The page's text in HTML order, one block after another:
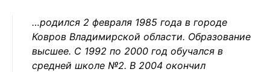
…родился 2 февраля 1985 года в городе
Ковров Владимирской области. Образование
высшее. С 1992 по 2000 год обучался в
средней школе №2. В 2004 окончил